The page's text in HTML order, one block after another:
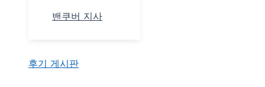
밴쿠버 지사
후기 게시판